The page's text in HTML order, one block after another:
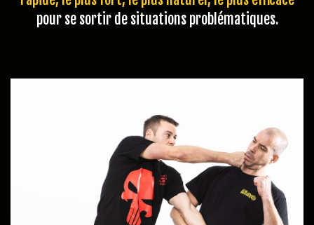
pour se sortir de situations problématiques.